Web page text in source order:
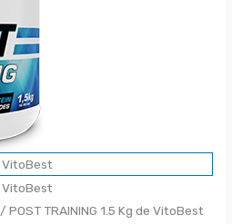
/ POST TRAINING 1.5 Kg de VitoBest